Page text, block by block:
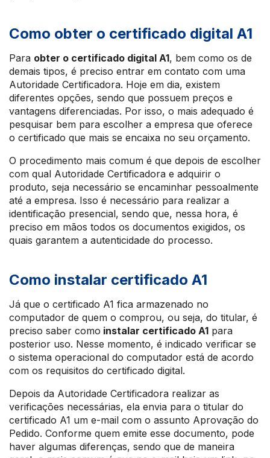
Como obter o certificado digital A1
Para obter o certificado digital A1, bem como os de
demais tipos, é preciso entrar em contato com uma
Autoridade Certificadora. Hoje em dia, existem
diferentes opções, sendo que possuem preços e
vantagens diferenciadas. Por isso, o mais adequado é
pesquisar bem para escolher a empresa que oferece
o certificado que mais se encaixa no seu orçamento.
O procedimento mais comum é que depois de escolher
com qual Autoridade Certificadora e adquirir o
produto, seja necessário se encaminhar pessoalmente
até a empresa. Isso é necessário para realizar a
identificação presencial, sendo que, nessa hora, é
preciso em mãos todos os documentos exigidos, os
quais garantem a autenticidade do processo.
Como instalar certificado A1
Já que o certificado A1 fica armazenado no
computador de quem o comprou, ou seja, do titular, é
preciso saber como instalar certificado A1 para
posterior uso. Nesse momento, é indicado verificar se
o sistema operacional do computador está de acordo
com os requisitos do certificado digital.
Depois da Autoridade Certificadora realizar as
verificações necessárias, ela envia para o titular do
certificado A1 um e-mail com o assunto Aprovação do
Pedido. Conforme quem emite esse documento, pode
haver algumas diferenças, sendo que de maneira